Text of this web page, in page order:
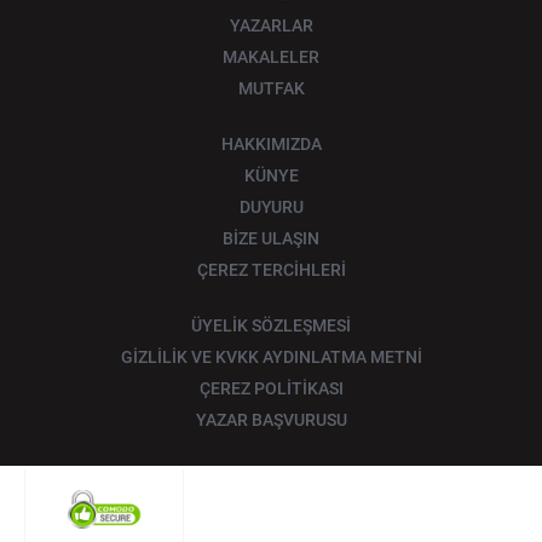
YAZARLAR
MAKALELER
MUTFAK
HAKKIMIZDA
KÜNYE
DUYURU
BİZE ULAŞIN
ÇEREZ TERCİHLERİ
ÜYELİK SÖZLEŞMESİ
GİZLİLİK VE KVKK AYDINLATMA METNİ
ÇEREZ POLİTİKASI
YAZAR BAŞVURUSU